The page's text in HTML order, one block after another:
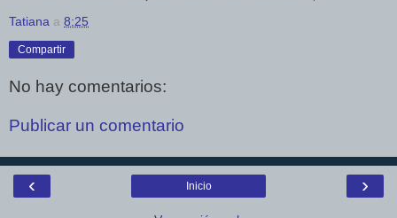
Tatiana a 8:25
Compartir
No hay comentarios:
Publicar un comentario
‹ ›
Inicio